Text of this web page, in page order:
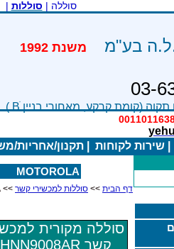
סוללה | סוללות |
בע"מ
03-
שירות לקוחות תקנון/אחריות/
MOTOROLA
דף הבית >> סוללות למכשירי קשר >> MOTOROLA
סוללה מקורית
קשר HNN9008AR